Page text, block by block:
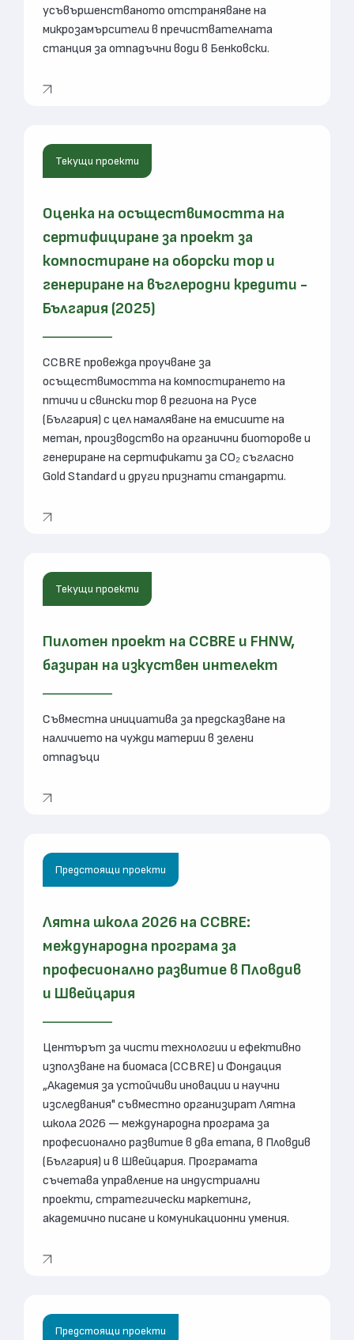
усъвършенстваното отстраняване на
микрозамърсители в пречиствателната
станция за отпадъчни води в Бенковски.
Текущи проекти
Оценка на осъществимостта на
сертифициране за проект за
компостиране на оборски тор и
генериране на въглеродни кредити -
България (2025)
CCBRE провежда проучване за
осъществимостта на компостирането на
птичи и свински тор в региона на Русе
(България) с цел намаляване на емисиите на
метан, производство на органични биоторове и
генериране на сертификати за CO₂ съгласно
Gold Standard и други признати стандарти.
Текущи проекти
Пилотен проект на CCBRE и FHNW,
базиран на изкуствен интелект
Съвместна инициатива за предсказване на
наличието на чужди материи в зелени
отпадъци
Предстоящи проекти
Лятна школа 2026 на CCBRE:
международна програма за
професионално развитие в Пловдив
и Швейцария
Центърът за чисти технологии и ефективно
използване на биомаса (CCBRE) и Фондация
„Академия за устойчиви иновации и научни
изследвания" съвместно организират Лятна
школа 2026 — международна програма за
професионално развитие в два етапа, в Пловдив
(България) и в Швейцария. Програмата
съчетава управление на индустриални
проекти, стратегически маркетинг,
академично писане и комуникационни умения.
Предстоящи проекти